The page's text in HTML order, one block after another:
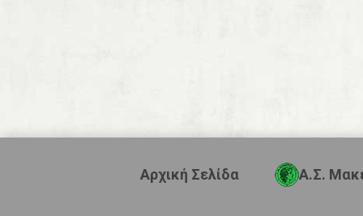
Αρχική Σελίδα Α.Σ.